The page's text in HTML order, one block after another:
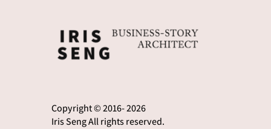
Copyright © 2016- 2026
Iris Seng All rights reserved.